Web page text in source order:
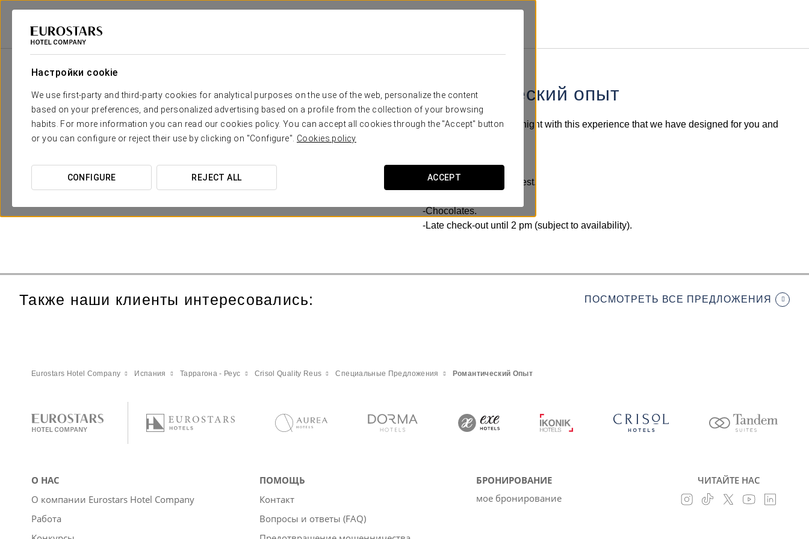
Настройки cookie
We use first-party and third-party cookies for analytical purposes on the use of the web, personalize the content
based on your preferences, and personalized advertising based on a profile from the collection of your browsing
habits. For more information you can read our cookies policy. You can accept all cookies through the "Accept" button
or you can configure or reject their use by clicking on "Configure". Cookies policy
CONFIGURE REJECT ALL ACCEPT
Eurostars Hotel Company
Pомантический опыт
Enjoy an unforgettable night with this experience that we have designed for you and
Includes:
-Double bed upon request.
-Chocolates.
-Late check-out until 2 pm (subject to availability).
Также наши клиенты интересовались: ПОСМОТРЕТЬ ВСЕ ПРЕДЛОЖЕНИЯ
Eurostars Hotel Company Испания Таррагона - Реус Crisol Quality Reus Специальные Предложения Pомантический Опыт
О НАС
О компании Eurostars Hotel Company
Работа
ПОМОЩЬ
Контакт
Вопросы и ответы (FAQ)
БРОНИРОВАНИЕ
мое бронирование
ЧИТАЙТЕ НАС